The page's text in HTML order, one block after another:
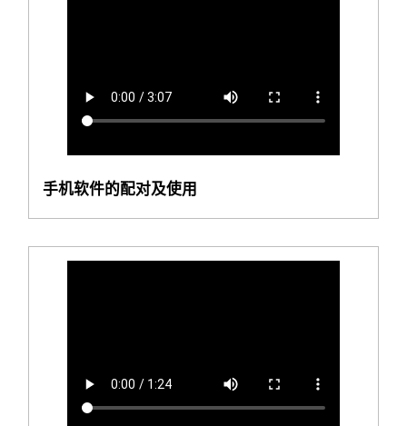
手机软件的配对及使用